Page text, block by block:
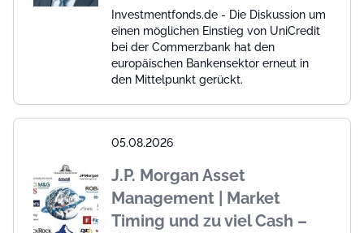
Investmentfonds.de - Die Diskussion um
einen möglichen Einstieg von UniCredit
bei der Commerzbank hat den
europäischen Bankensektor erneut in
den Mittelpunkt gerückt.
05.08.2026
J.P. Morgan Asset
Management | Market
Timing und zu viel Cash –